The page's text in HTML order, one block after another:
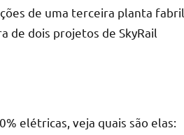
de uma terceira planta fabril
de dois projetos de SkyRail
elétricas, veja quais são elas: